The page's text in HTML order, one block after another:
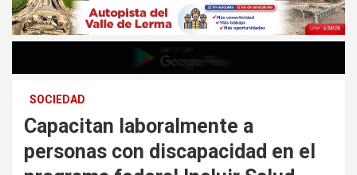
SOCIEDAD
Capacitan laboralmente a
personas con discapacidad en el